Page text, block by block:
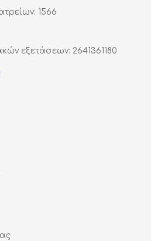
1566
εξετάσεων: 2641361180